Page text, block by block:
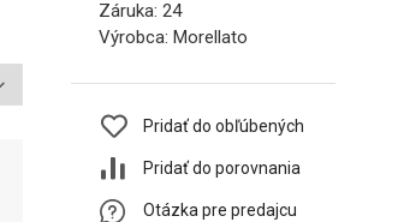
Záruka: 24
Výrobca: Morellato
Pridať do obľúbených
Pridať do porovnania
Otázka pre predajcu